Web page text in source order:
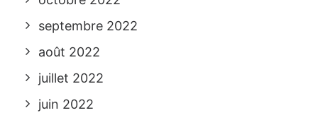
septembre 2022
août 2022
juillet 2022
juin 2022